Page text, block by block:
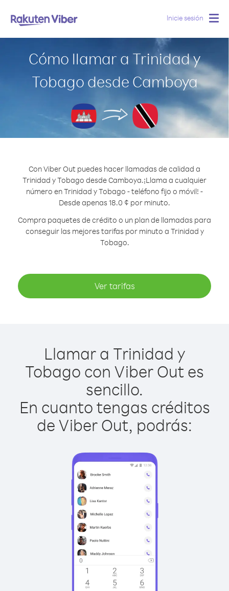
Inicie sesión
Cómo llamar a Trinidad y
Tobago desde Camboya
Con Viber Out puedes hacer llamadas de calidad a
Trinidad y Tobago desde Camboya.¡Llama a cualquier
número en Trinidad y Tobago - teléfono fijo o móvil! -
Desde apenas 18.0 ¢ por minuto.
Compra paquetes de crédito o un plan de llamadas para
conseguir las mejores tarifas por minuto a Trinidad y
Tobago.
Ver tarifas
Llamar a Trinidad y
Tobago con Viber Out es
sencillo.
En cuanto tengas créditos
de Viber Out, podrás: